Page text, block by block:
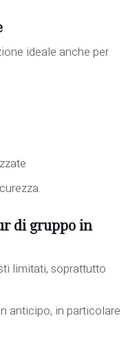
ideale anche per
di gruppo in
limitati, soprattutto
anticipo, in particolare